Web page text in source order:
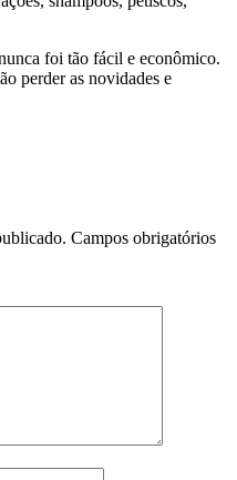
foi tão fácil e econômico.
perder as novidades e
Campos obrigatórios